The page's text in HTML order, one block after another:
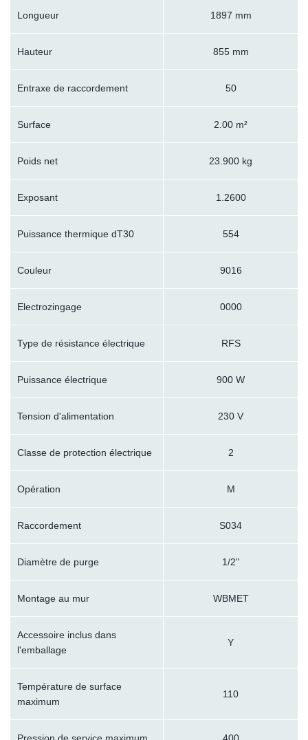
Longueur 1897 mm
Hauteur 855 mm
Entraxe de raccordement 50
Surface 2.00 m²
Poids net 23.900 kg
Exposant 1.2600
Puissance thermique dT30 554
Couleur 9016
Electrozingage 0000
Type de résistance électrique RFS
Puissance électrique 900 W
Tension d'alimentation 230 V
Classe de protection électrique 2
Opération M
Raccordement S034
Diamètre de purge 1/2"
Montage au mur WBMET
Accessoire inclus dans
l'emballage
Y
Température de surface
maximum
110